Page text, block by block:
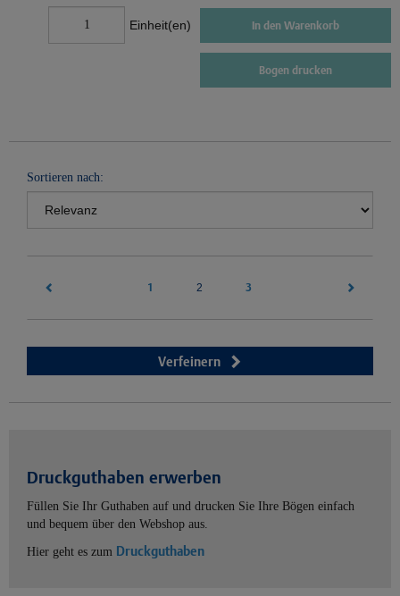
Einheit(en) In den Warenkorb
Bogen drucken
Sortieren nach:
1 2 3
Verfeinern
Druckguthaben erwerben
Füllen Sie Ihr Guthaben auf und drucken Sie Ihre Bögen einfach
und bequem über den Webshop aus.
Hier geht es zum Druckguthaben